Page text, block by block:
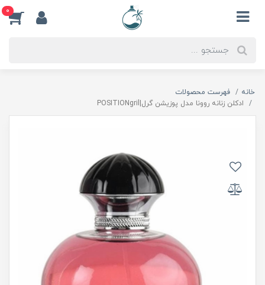
0
خانه
فهرست محصولات
ادكلن زنانه روونا مدل پوزيشن گرل|POSITIONgril